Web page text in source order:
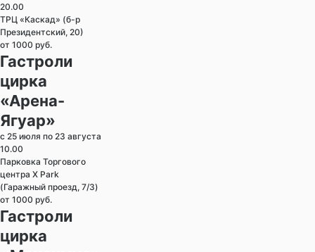
20.00
ТРЦ «Каскад» (б-р
Президентский, 20)
от 1000 руб.
Гастроли
цирка
«Арена-
Ягуар»
с 25 июля по 23 августа
10.00
Парковка Торгового
центра X Park
(Гаражный проезд, 7/3)
от 1000 руб.
Гастроли
цирка